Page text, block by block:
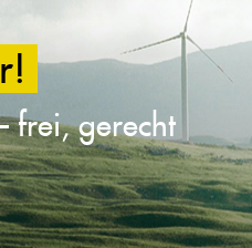
frei, gerecht